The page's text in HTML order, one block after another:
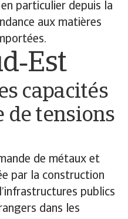
particulier depuis la
aux matières
capacités
de tensions
de métaux et
par la construction
publics
dans les